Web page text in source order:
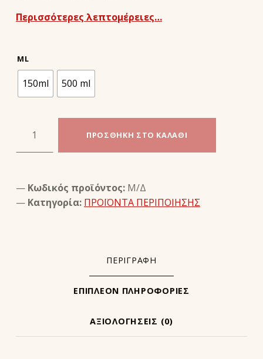
Περισσότερες λεπτομέρειες…
ML
150ml 500 ml
ΚΡΕΜΑ ΓΙΑ ΔΕΡΜΑΤΑ CREME UNIVERSELLE - SAPHIR ποσότητα
ΠΡΟΣΘΉΚΗ ΣΤΟ ΚΑΛΆΘΙ
Κωδικός προϊόντος: Μ/Δ
Κατηγορία: ΠΡΟΪΟΝΤΑ ΠΕΡΙΠΟΙΗΣΗΣ
ΠΕΡΙΓΡΑΦΉ
ΕΠΙΠΛΈΟΝ ΠΛΗΡΟΦΟΡΊΕΣ
ΑΞΙΟΛΟΓΉΣΕΙΣ (0)